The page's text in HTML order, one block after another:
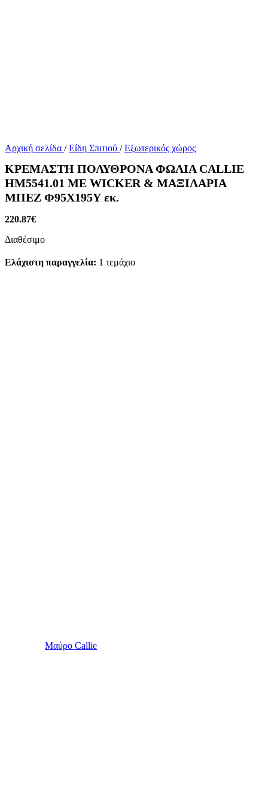
Αρχική σελίδα / Είδη Σπιτιού / Εξωτερικός χώρος
ΚΡΕΜΑΣΤΗ ΠΟΛΥΘΡΟΝΑ ΦΩΛΙΑ CALLIE
HM5541.01 ΜΕ WICKER & ΜΑΞΙΛΑΡΙΑ
ΜΠΕΖ Φ95Χ195Υ εκ.
220.87€
Διαθέσιμο
Ελάχιστη παραγγελία: 1 τεμάχιο
Μαύρο Callie